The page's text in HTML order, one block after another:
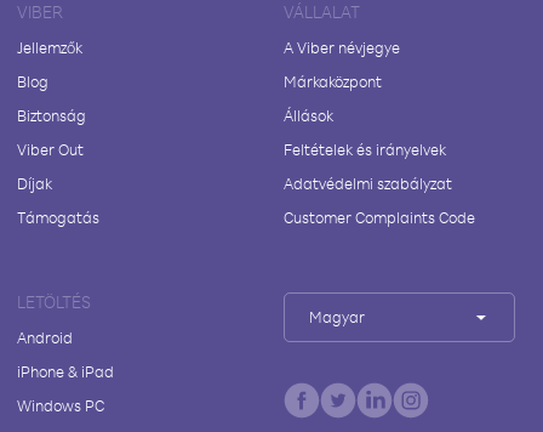
VIBER
Jellemzők
Blog
Biztonság
Viber Out
Díjak
Támogatás
VÁLLALAT
A Viber névjegye
Márkaközpont
Állások
Feltételek és irányelvek
Adatvédelmi szabályzat
Customer Complaints Code
LETÖLTÉS
Android
iPhone & iPad
Windows PC
Magyar